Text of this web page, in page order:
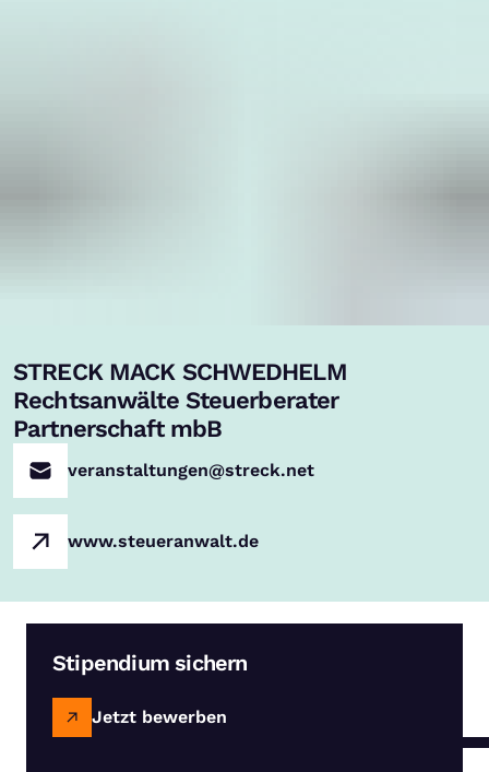
STRECK MACK SCHWEDHELM
Rechtsanwälte Steuerberater
Partnerschaft mbB
veranstaltungen@streck.net
www.steueranwalt.de
Stipendium sichern
Jetzt bewerben